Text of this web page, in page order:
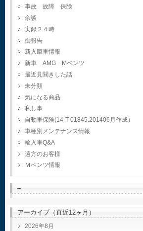
事故 故障 保険
余談
実録２４時
御報告
新入庫車情報
新車 AMG Mベンツ
最近見聞きした話
未分類
気になる商品
私し事
自動車保険(14-T-01845.201406月作成）
車種別メンテナンス情報
輸入車Q&A
遠方のお客様
Ｍベンツ情報
–
アーカイブ（直近12ヶ月）
2026年8月